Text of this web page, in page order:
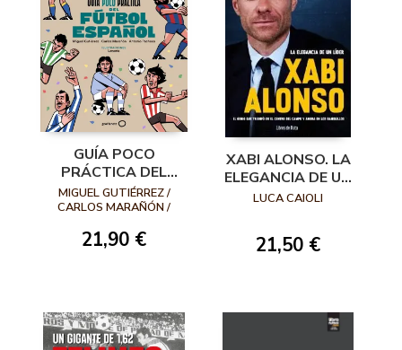
GUÍA POCO
PRÁCTICA DEL
FÚTBOL ESPAÑOL
MIGUEL GUTIÉRREZ /
CARLOS MARAÑÓN /
21,90 €
XABI ALONSO. LA
ELEGANCIA DE UN
LÍDER
LUCA CAIOLI
21,50 €